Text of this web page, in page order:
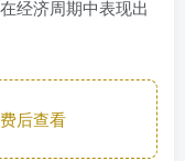
经济周期中表现出
后查看